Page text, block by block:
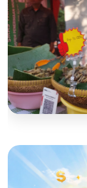
Mengintip
Camilan Lokal